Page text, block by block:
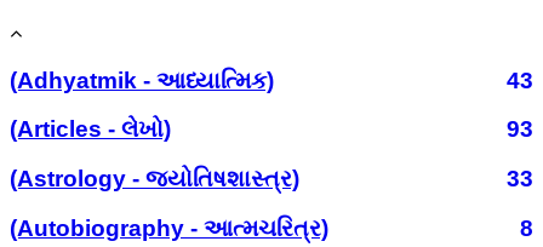
(Adhyatmik - આધ્યાત્મિક)
43
(Articles - લેખો)
93
(Astrology - જ્યોતિષશાસ્ત્ર)
33
(Autobiography - આત્મચરિત્ર)
8